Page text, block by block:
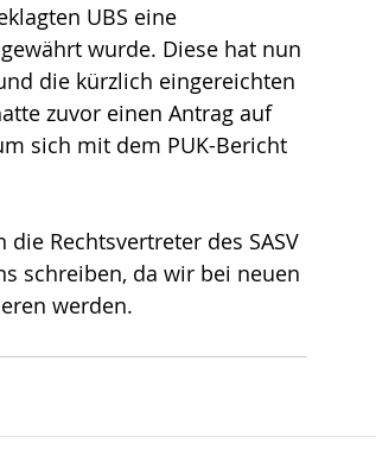
UBS eine
wurde. Diese hat nun
die kürzlich eingereichten
zuvor einen Antrag auf
sich mit dem PUK-Bericht
die Rechtsvertreter des SASV
schreiben, da wir bei neuen
werden.